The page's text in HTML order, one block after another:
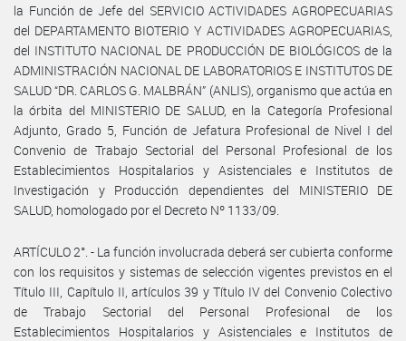
la Función de Jefe del SERVICIO ACTIVIDADES AGROPECUARIAS
del DEPARTAMENTO BIOTERIO Y ACTIVIDADES AGROPECUARIAS,
del INSTITUTO NACIONAL DE PRODUCCIÓN DE BIOLÓGICOS de la
ADMINISTRACIÓN NACIONAL DE LABORATORIOS E INSTITUTOS DE
SALUD “DR. CARLOS G. MALBRÁN” (ANLIS), organismo que actúa en
la órbita del MINISTERIO DE SALUD, en la Categoría Profesional
Adjunto, Grado 5, Función de Jefatura Profesional de Nivel I del
Convenio de Trabajo Sectorial del Personal Profesional de los
Establecimientos Hospitalarios y Asistenciales e Institutos de
Investigación y Producción dependientes del MINISTERIO DE
SALUD, homologado por el Decreto Nº 1133/09.
ARTÍCULO 2°. - La función involucrada deberá ser cubierta conforme
con los requisitos y sistemas de selección vigentes previstos en el
Título III, Capítulo II, artículos 39 y Título IV del Convenio Colectivo
de Trabajo Sectorial del Personal Profesional de los
Establecimientos Hospitalarios y Asistenciales e Institutos de